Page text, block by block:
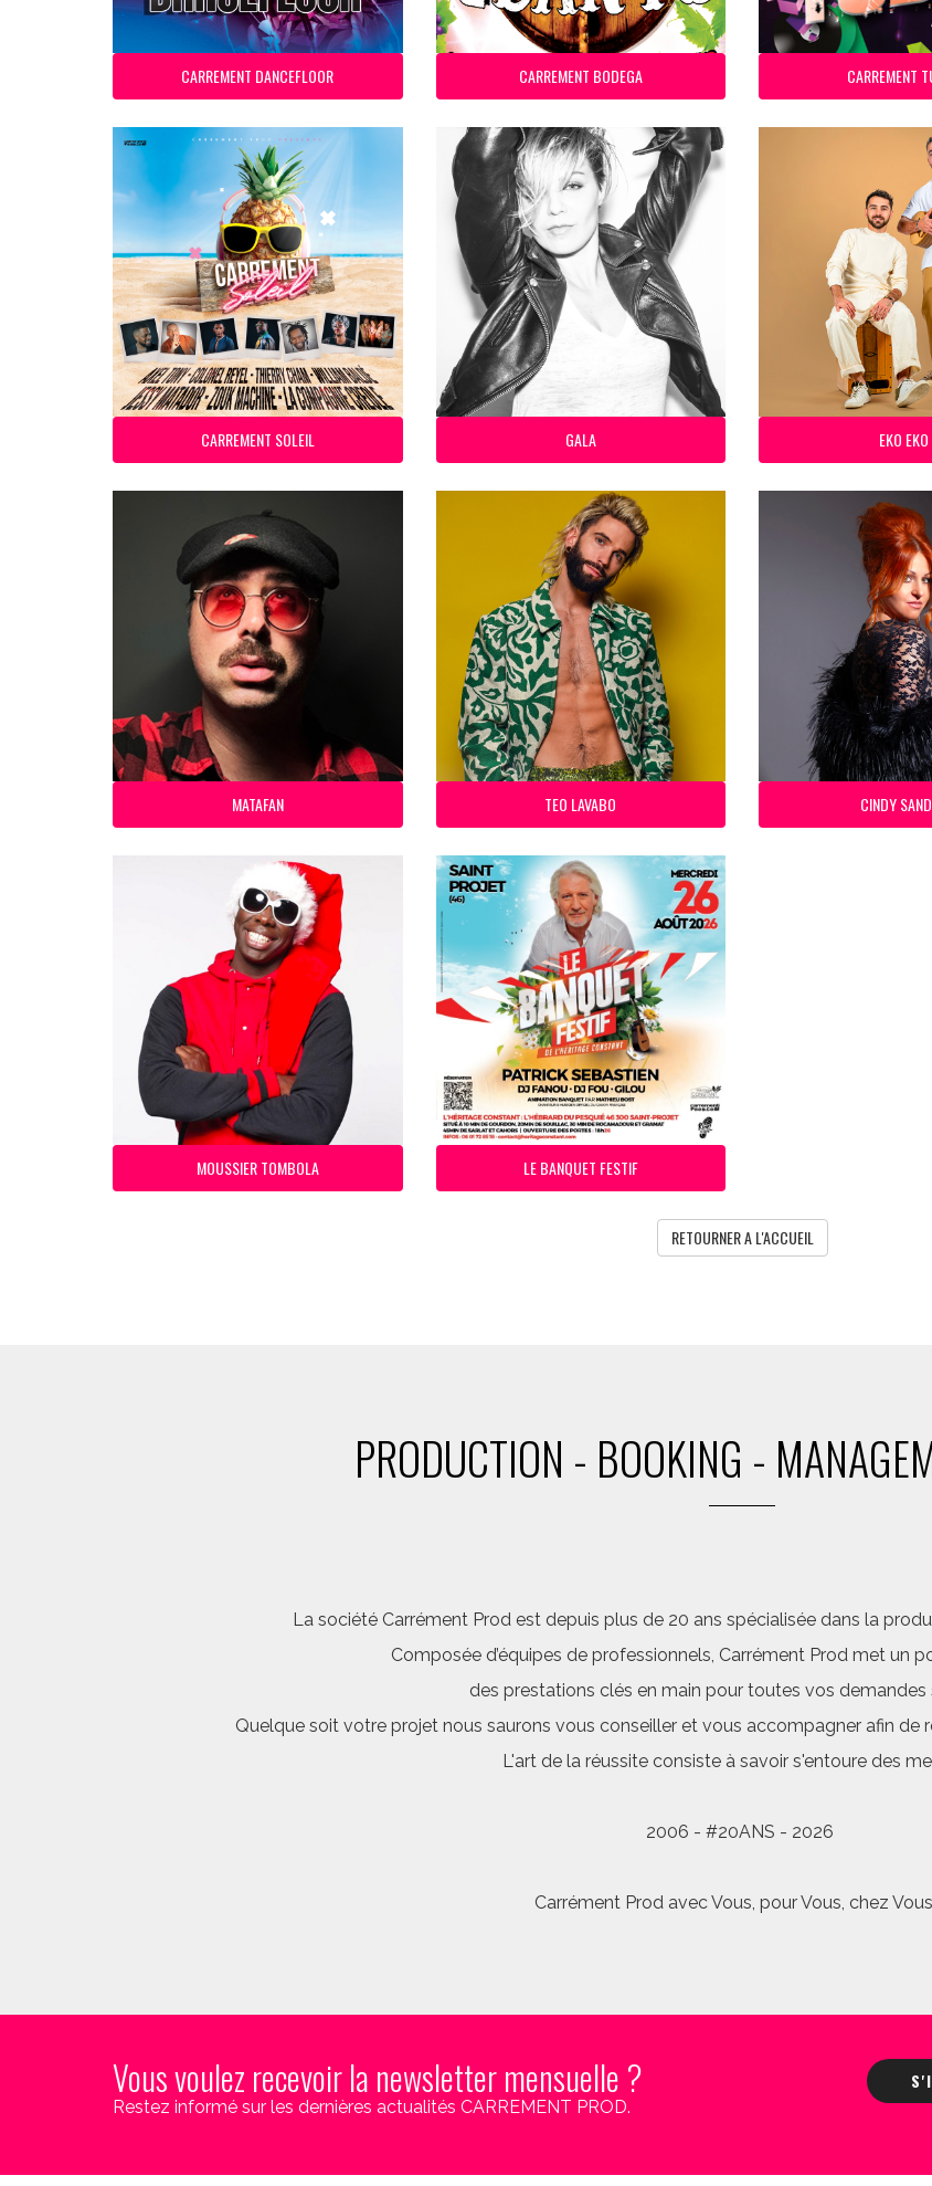
CARREMENT DANCEFLOOR CARREMENT BODEGA CARREMENT
CARREMENT SOLEIL GALA EKO EKO
MATAFAN TEO LAVABO CINDY
MOUSSIER TOMBOLA LE BANQUET FESTIF
RETOURNER A L'ACCUEIL
PRODUCTION - BOOKING -
La société Carrément Prod est depuis plus de 20 ans spécialisée dans la
Composée d’équipes de professionnels, Carrément Prod met un
des prestations clés en main pour toutes vos demandes
Quelque soit votre projet nous saurons vous conseiller et vous accompagner afin de
L'art de la réussite consiste à savoir s'entoure des
2006 - #20ANS - 2026
Carrément Prod avec Vous, pour Vous, chez
Vous voulez recevoir la newsletter mensuelle ?
Restez informé sur les dernières actualités CARREMENT PROD.